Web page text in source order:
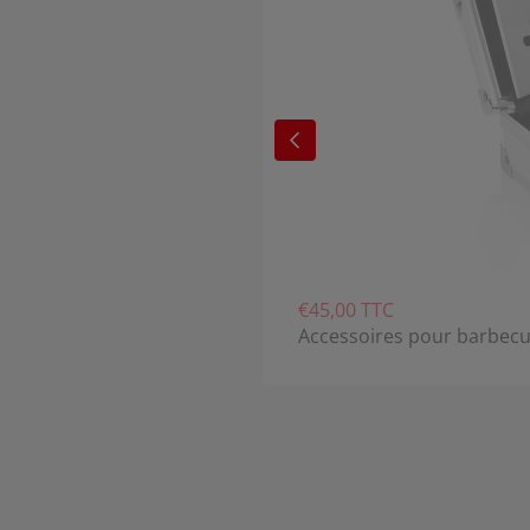
€45,00 TTC
Accessoires pour